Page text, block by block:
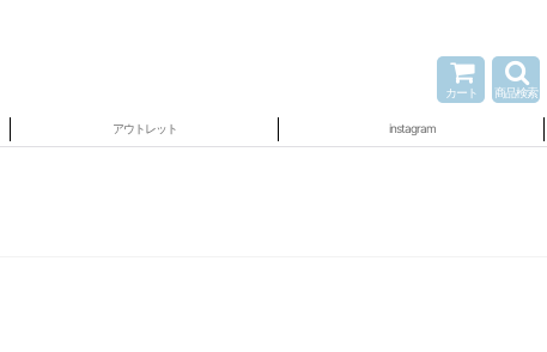
カート 商品検索
アウトレット instagram